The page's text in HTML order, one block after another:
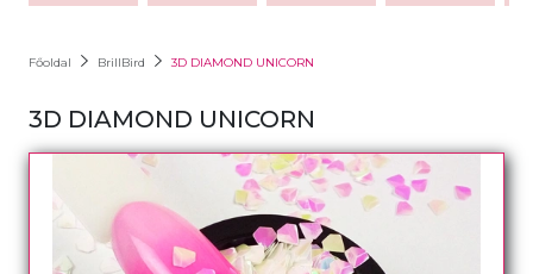
Főoldal BrillBird 3D DIAMOND UNICORN
3D DIAMOND UNICORN